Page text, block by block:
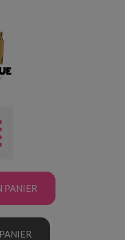
PANIER